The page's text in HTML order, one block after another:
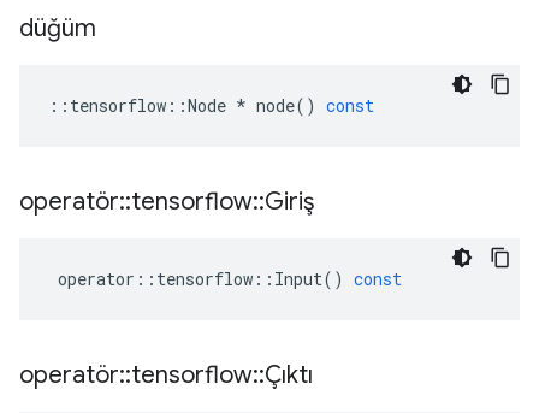
düğüm
:: tensorflow ::Node * node() const
operatör::tensorflow::Giriş
operator :: tensorflow :: Input() const
operatör::tensorflow::Çıktı